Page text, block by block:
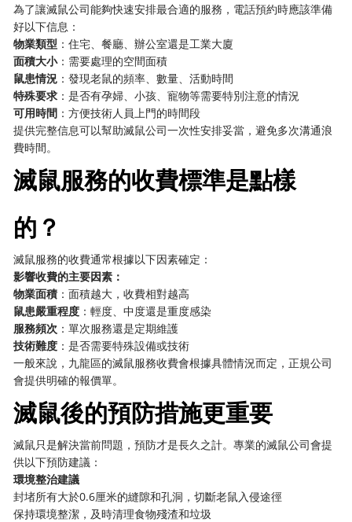
為了讓滅鼠公司能夠快速安排最合適的服務，電話預約時應該準備
好以下信息：
物業類型 ：住宅、餐廳、辦公室還是工業大廈
面積大小：需要處理的空間面積
鼠患情況 ：發現老鼠的頻率、數量、活動時間
特殊要求 ：是否有孕婦、小孩、寵物等需要特別注意的情況
可用時間 ：方便技術人員上門的時間段
提供完整信息可以幫助滅鼠公司一次性安排妥當，避免多次溝通浪
費時間。
滅鼠服務的收費標準是點樣
的？
滅鼠服務的收費通常根據以下因素確定：
影響收費的主要因素：
物業面積 ：面積越大，收費相對越高
鼠患嚴重程度 ：輕度、中度還是重度感染
服務頻次 ：單次服務還是定期維護
技術難度 ：是否需要特殊設備或技術
一般來說，九龍區的滅鼠服務收費會根據具體情況而定，正規公司
會提供明確的報價單。
滅鼠後的預防措施更重要
滅鼠只是解決當前問題，預防才是長久之計。專業的滅鼠公司會提
供以下預防建議：
環境整治建議
封堵所有大於0.6厘米的縫隙和孔洞，切斷老鼠入侵途徑
保持環境整潔，及時清理食物殘渣和垃圾